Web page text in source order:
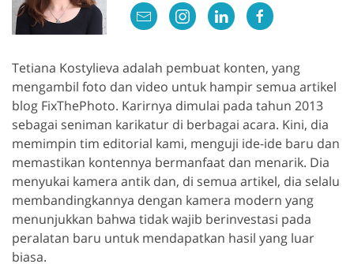
Tetiana Kostylieva adalah pembuat konten, yang
mengambil foto dan video untuk hampir semua artikel
blog FixThePhoto. Karirnya dimulai pada tahun 2013
sebagai seniman karikatur di berbagai acara. Kini, dia
memimpin tim editorial kami, menguji ide-ide baru dan
memastikan kontennya bermanfaat dan menarik. Dia
menyukai kamera antik dan, di semua artikel, dia selalu
membandingkannya dengan kamera modern yang
menunjukkan bahwa tidak wajib berinvestasi pada
peralatan baru untuk mendapatkan hasil yang luar
biasa.